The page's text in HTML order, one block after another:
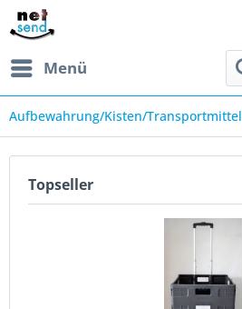
Menü
Aufbewahrung/Kisten/Transportmittel
Topseller